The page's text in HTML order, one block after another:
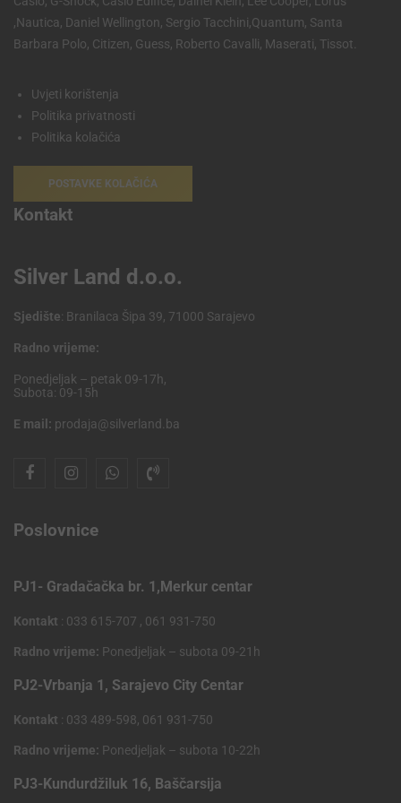
,Nautica, Daniel Wellington, Sergio Tacchini,Quantum, Santa
Barbara Polo, Citizen, Guess, Roberto Cavalli, Maserati, Tissot.
Uvjeti korištenja
Politika privatnosti
Politika kolačića
POSTAVKE KOLAČIĆA
Kontakt
Silver Land d.o.o.
Sjedište: Branilaca Šipa 39, 71000 Sarajevo
Radno vrijeme:
Ponedjeljak – petak 09-17h,
Subota: 09-15h
E mail: prodaja@silverland.ba
Poslovnice
PJ1- Gradačačka br. 1,Merkur centar
Kontakt : 033 615-707 , 061 931-750
Radno vrijeme: Ponedjeljak – subota 09-21h
PJ2-Vrbanja 1, Sarajevo City Centar
Kontakt : 033 489-598, 061 931-750
Radno vrijeme: Ponedjeljak – subota 10-22h
PJ3-Kundurdžiluk 16, Baščarsija